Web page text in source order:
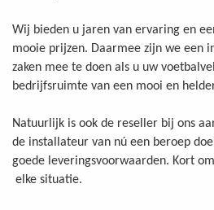
Wij bieden u jaren van ervaring en
mooie prijzen. Daarmee zijn we een
zaken mee te doen als u uw
bedrijfsruimte van een mooi en
Natuurlijk is ook de reseller bij ons
de installateur van nú een beroep
goede leveringsvoorwaarden. Kort
elke situatie.